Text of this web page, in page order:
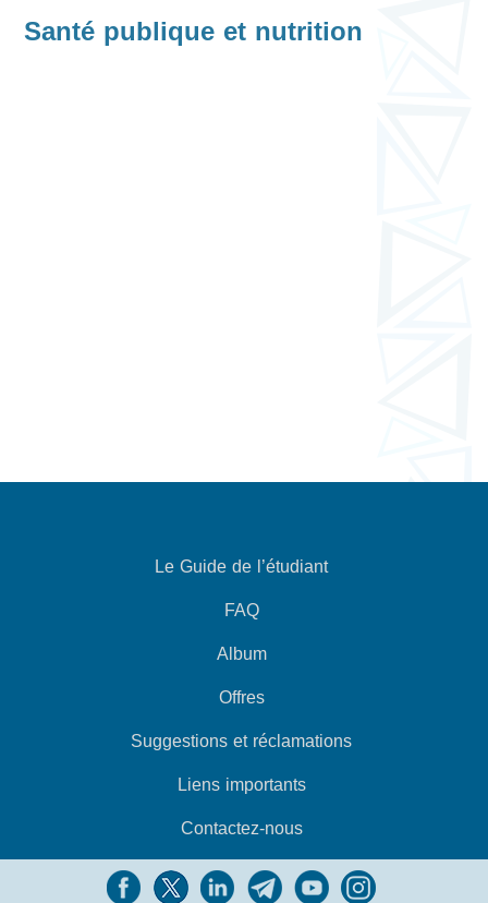
Santé publique et nutrition
Le Guide de l’étudiant
FAQ
Album
Offres
Suggestions et réclamations
Liens importants
Contactez-nous